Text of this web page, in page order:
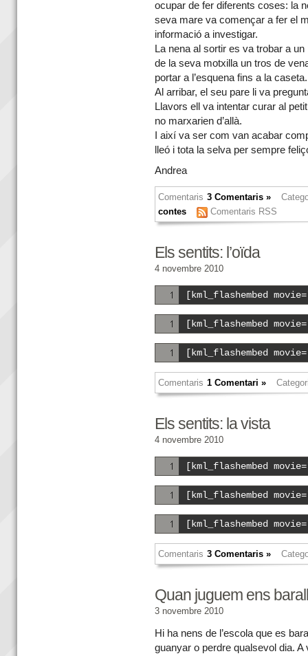
ocupar de fer diferents coses: la
seva mare va començar a fer el
informació a investigar.
La nena al sortir es va trobar a
de la seva motxilla un tros de
portar a l’esquena fins a la caseta.
Al arribar, el seu pare li va
Llavors ell va intentar curar al
no marxarien d’allà.
I així va ser com van acabar
lleó i tota la selva per sempre
Andrea
Comentaris 3 Comentaris »
contes
Comentaris RSS
Els sentits: l’oïda
4 novembre 2010
[kml_flashembed
[kml_flashembed
[kml_flashembed
Comentaris 1 Comentari »
Els sentits: la vista
4 novembre 2010
[kml_flashembed
[kml_flashembed
[kml_flashembed
Comentaris 3 Comentaris »
Quan juguem ens
3 novembre 2010
Hi ha nens de l’escola que es
guanyar o perdre qualsevol dia.